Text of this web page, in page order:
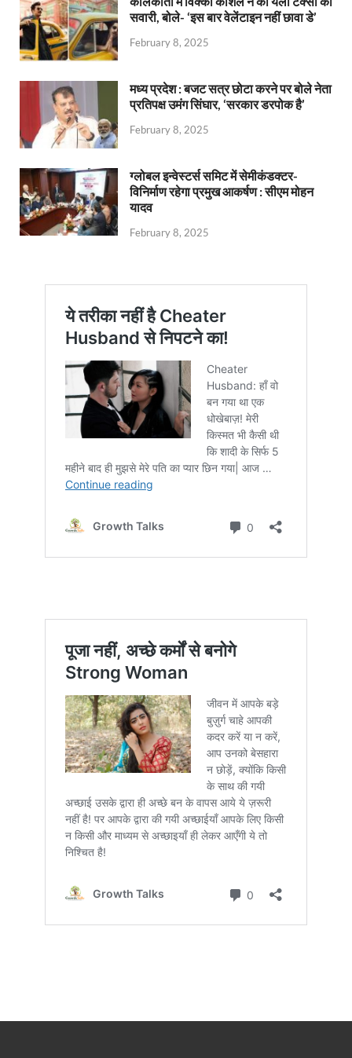
सवारी, बोले- ‘इस बार वेलेंटाइन नहीं छावा डे’
February 8, 2025
मध्य प्रदेश : बजट सत्र छोटा करने पर बोले नेता
प्रतिपक्ष उमंग सिंघार, ‘सरकार डरपोक है’
February 8, 2025
ग्लोबल इन्वेस्टर्स समिट में सेमीकंडक्टर-
विनिर्माण रहेगा प्रमुख आकर्षण : सीएम मोहन
यादव
February 8, 2025